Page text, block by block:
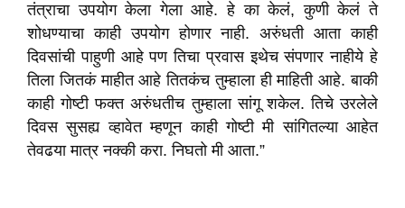
तंत्राचा उपयोग केला गेला आहे. हे का केलं, कुणी केलं ते
शोधण्याचा काही उपयोग होणार नाही. अरुंधती आता काही
दिवसांची पाहुणी आहे पण तिचा प्रवास इथेच संपणार नाहीये हे
तिला जितकं माहीत आहे तितकंच तुम्हाला ही माहिती आहे. बाकी
काही गोष्टी फक्त अरुंधतीच तुम्हाला सांगू शकेल. तिचे उरलेले
दिवस सुसह्य व्हावेत म्हणून काही गोष्टी मी सांगितल्या आहेत
तेवढया मात्र नक्की करा. निघतो मी आता.”